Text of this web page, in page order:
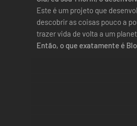
Este é um projeto que
descobrir as coisas pouco a
trazer vida de volta a um
Então, o que exatamente é